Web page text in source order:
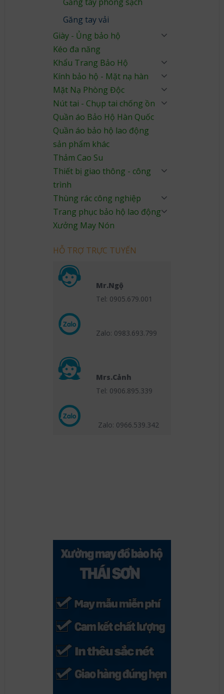
Găng tay vải
Giày - Ủng bảo hộ
Kéo đa năng
Khẩu Trang Bảo Hộ
Kính bảo hộ - Mặt nạ hàn
Mặt Nạ Phòng Độc
Nút tai - Chụp tai chống ồn
Quần áo Bảo Hộ Hàn Quốc
Quần áo bảo hộ lao động
sản phẩm khác
Thảm Cao Su
Thiết bị giao thông - công
trình
Thùng rác công nghiệp
Trang phục bảo hộ lao động
Xưởng May Nón
HỖ TRỢ TRỰC TUYẾN
Mr.Ngộ
Tel: 0905.679.001
Zalo: 0983.693.799
Mrs.Cảnh
Tel: 0906.895.339
Zalo: 0966.539.342